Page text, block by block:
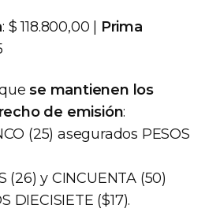
: $ 118.800,00 | Prima
se mantienen los
de emisión:
(25) asegurados PESOS
(26) y CINCUENTA (50)
DIECISIETE ($17).